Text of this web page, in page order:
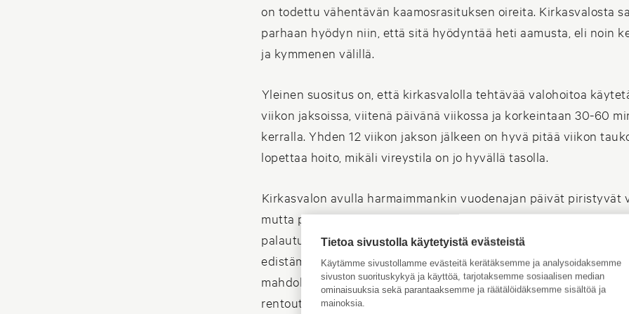
on todettu vähentävän kaamosrasituksen oireita. Kirkasvalosta
parhaan hyödyn niin, että sitä hyödyntää heti aamusta, eli noin
ja kymmenen välillä.
Yleinen suositus on, että kirkasvalolla tehtävää valohoitoa
viikon jaksoissa, viitenä päivänä viikossa ja korkeintaan 30-60
kerralla. Yhden 12 viikon jakson jälkeen on hyvä pitää viikon
lopettaa hoito, mikäli vireystila on jo hyvällä tasolla.
Kirkasvalon avulla harmaimmankin vuodenajan päivät piristyvät
mutta piristymisen vastapainoksi on hyvä pitää huolta myös
palautumisesta. Palautumisen ja kehon sekä mielen rentoutumisen
edistämiseksi on omaan kotiin hyvä tuoda rauhallista ja aisteja
mahdollisimman vähän kuormittavaa tunnelmaa. Yksi keino
rentoutumiseen on rauhallinen ilta hyvän kirjan kanssa, takkatulen
Tietoa sivustolla käytetyistä evästeistä
Käytämme sivustollamme evästeitä kerätäksemme ja analysoidaksemme
sivuston suorituskykyä ja käyttöä, tarjotaksemme sosiaalisen median
ominaisuuksia sekä parantaaksemme ja räätälöidäksemme sisältöä ja
mainoksia.